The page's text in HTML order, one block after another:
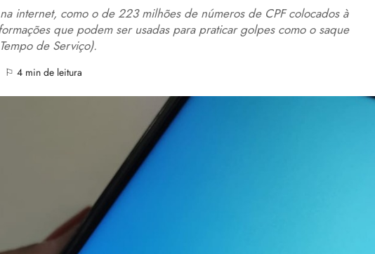
internet, como o de 223 milhões de números de CPF colocados à
que podem ser usadas para praticar golpes como o saque
de Serviço).
⚐ 4 min de leitura